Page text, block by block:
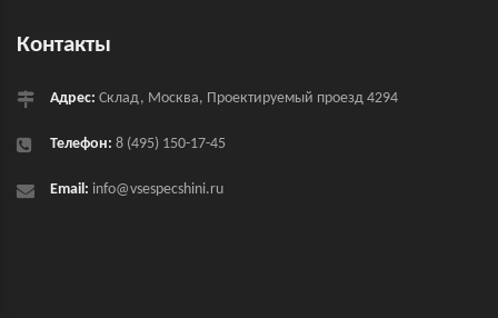
Контакты
Адрес: Склад, Москва, Проектируемый проезд 4294
Телефон: 8 (495) 150-17-45
Email: info@vsespecshini.ru